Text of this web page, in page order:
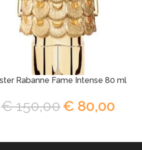
Rabanne Fame Intense 80 ml
€150,00€ 80,00